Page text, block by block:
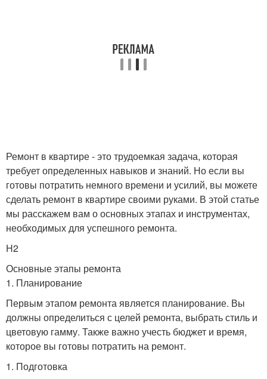
Ремонт в квартире - это трудоемкая задача, которая
требует определенных навыков и знаний. Но если вы
готовы потратить немного времени и усилий, вы можете
сделать ремонт в квартире своими руками. В этой статье
мы расскажем вам о основных этапах и инструментах,
необходимых для успешного ремонта.
H2
Основные этапы ремонта
1. Планирование
Первым этапом ремонта является планирование. Вы
должны определиться с целей ремонта, выбрать стиль и
цветовую гамму. Также важно учесть бюджет и время,
которое вы готовы потратить на ремонт.
1. Подготовка